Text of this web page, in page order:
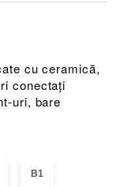
cu ceramică,
conectați
uri, bare
B1